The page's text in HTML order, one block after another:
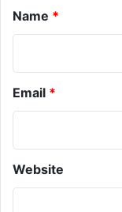
Name *
Email *
Website